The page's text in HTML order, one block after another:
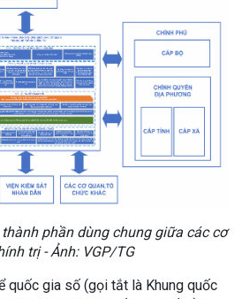
phần dùng chung giữa các cơ
trị - Ảnh: VGP/TG
quốc gia số (gọi tắt là Khung quốc